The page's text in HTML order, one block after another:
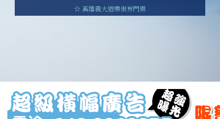
☆ 高雄義大遊樂世界門票